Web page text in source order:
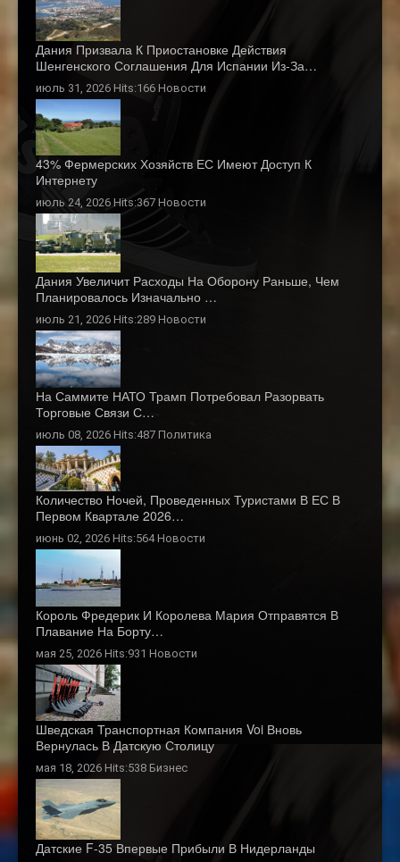
Дания Призвала К Приостановке Действия
Шенгенского Соглашения Для Испании Из-За…
июль 31, 2026 Hits:166 Новости
43% Фермерских Хозяйств ЕС Имеют Доступ К
Интернету
июль 24, 2026 Hits:367 Новости
Дания Увеличит Расходы На Оборону Раньше, Чем
Планировалось Изначально …
июль 21, 2026 Hits:289 Новости
На Саммите НАТО Трамп Потребовал Разорвать
Торговые Связи С…
июль 08, 2026 Hits:487 Политика
Количество Ночей, Проведенных Туристами В ЕС В
Первом Квартале 2026…
июнь 02, 2026 Hits:564Новости
Король Фредерик И Королева Мария Отправятся В
Плавание На Борту…
мая 25, 2026 Hits:931 Новости
Шведская Транспортная Компания Voi Вновь
Вернулась В Датскую Столицу
мая 18, 2026 Hits:538 Бизнес
Датские F-35 Впервые Прибыли В Нидерланды